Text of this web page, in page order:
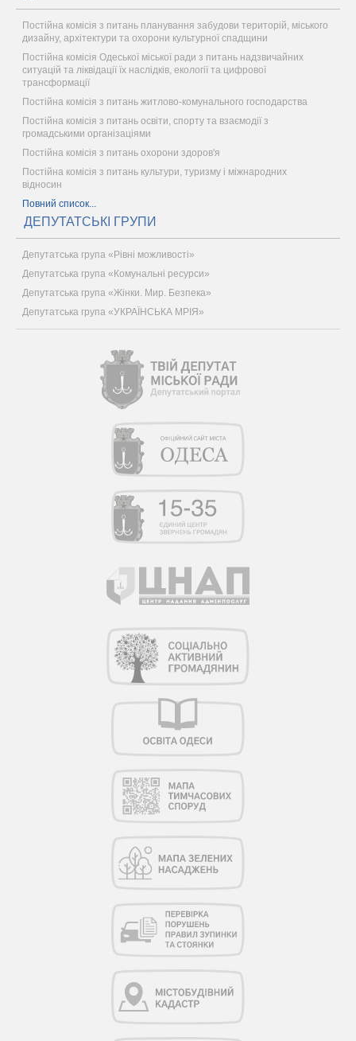
Постійна комісія з питань планування забудови територій, міського
дизайну, архітектури та охорони культурної спадщини
Постійна комісія Одеської міської ради з питань надзвичайних
ситуацій та ліквідації їх наслідків, екології та цифрової
трансформації
Постійна комісія з питань житлово-комунального господарства
Постійна комісія з питань освіти, спорту та взаємодії з
громадськими організаціями
Постійна комісія з питань охорони здоров'я
Постійна комісія з питань культури, туризму і міжнародних
відносин
Повний список...
ДЕПУТАТСЬКІ ГРУПИ
Депутатська група «Рівні можливості»
Депутатська група «Комунальні ресурси»
Депутатська група «Жінки. Мир. Безпека»
Депутатська група «УКРАЇНСЬКА МРІЯ»